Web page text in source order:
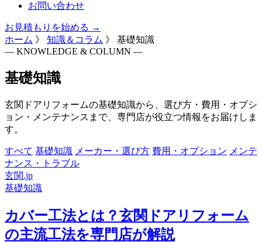
お問い合わせ
お見積もりを始める →
ホーム 》 知識＆コラム 》
基礎知識
— KNOWLEDGE & COLUMN —
基礎知識
玄関ドアリフォームの基礎知識から、選び方・費用・オプシ
ョン・メンテナンスまで、専門店が役立つ情報をお届けしま
す。
すべて 基礎知識 メーカー・選び方 費用・オプション メンテ
ナンス・トラブル
玄関.jp
基礎知識
カバー工法とは？玄関ドアリフォーム
の主流工法を専門店が解説